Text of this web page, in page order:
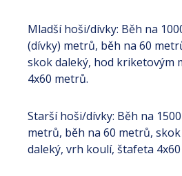
Mladší hoši/dívky: Běh na
(dívky) metrů, běh na 60
skok daleký, hod kriketovým
4x60 metrů.
Starší hoši/dívky: Běh na
metrů, běh na 60 metrů,
daleký, vrh koulí, štafeta